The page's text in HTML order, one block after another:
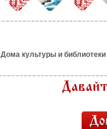
Дома культуры и библиотеки